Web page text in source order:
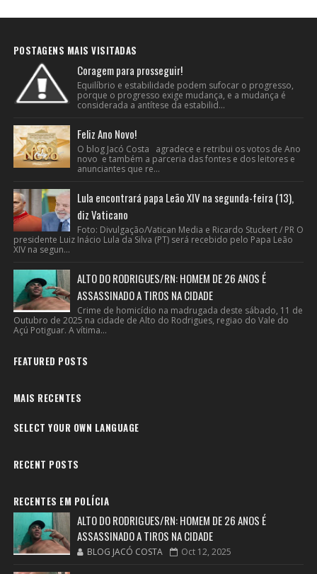
POSTAGENS MAIS VISITADAS
Coragem para prosseguir!
Equilíbrio e estabilidade podem sufocar o progresso,
porque o progresso exige mudança, e a mudança é
considerada a antítese da estabilid...
Feliz Ano Novo!
O blog Jacó Costa agradece e retribui os votos de Ano
novo e também a parceria das fontes e dos leitores e
anunciantes que re...
Lula encontrará papa Leão XIV na segunda-feira (13),
diz Vaticano
Foto: Divulgação/Vatican Media e Ricardo Stuckert / PR O
presidente Luiz Inácio Lula da Silva (PT) será recebido pelo Papa Leão
XIV na segun...
ALTO DO RODRIGUES/RN: HOMEM DE 26 ANOS É
ASSASSINADO A TIROS NA CIDADE
Crime de homicídio na madrugada deste sábado, 11 de
Outubro de 2025 na cidade de Alto do Rodrigues, regiao do Vale do
Açú Potiguar. A vítima...
FEATURED POSTS
MAIS RECENTES
SELECT YOUR OWN LANGUAGE
RECENT POSTS
RECENTES EM POLÍCIA
ALTO DO RODRIGUES/RN: HOMEM DE 26 ANOS É
ASSASSINADO A TIROS NA CIDADE
BLOG JACÓ COSTA Oct 12, 2025